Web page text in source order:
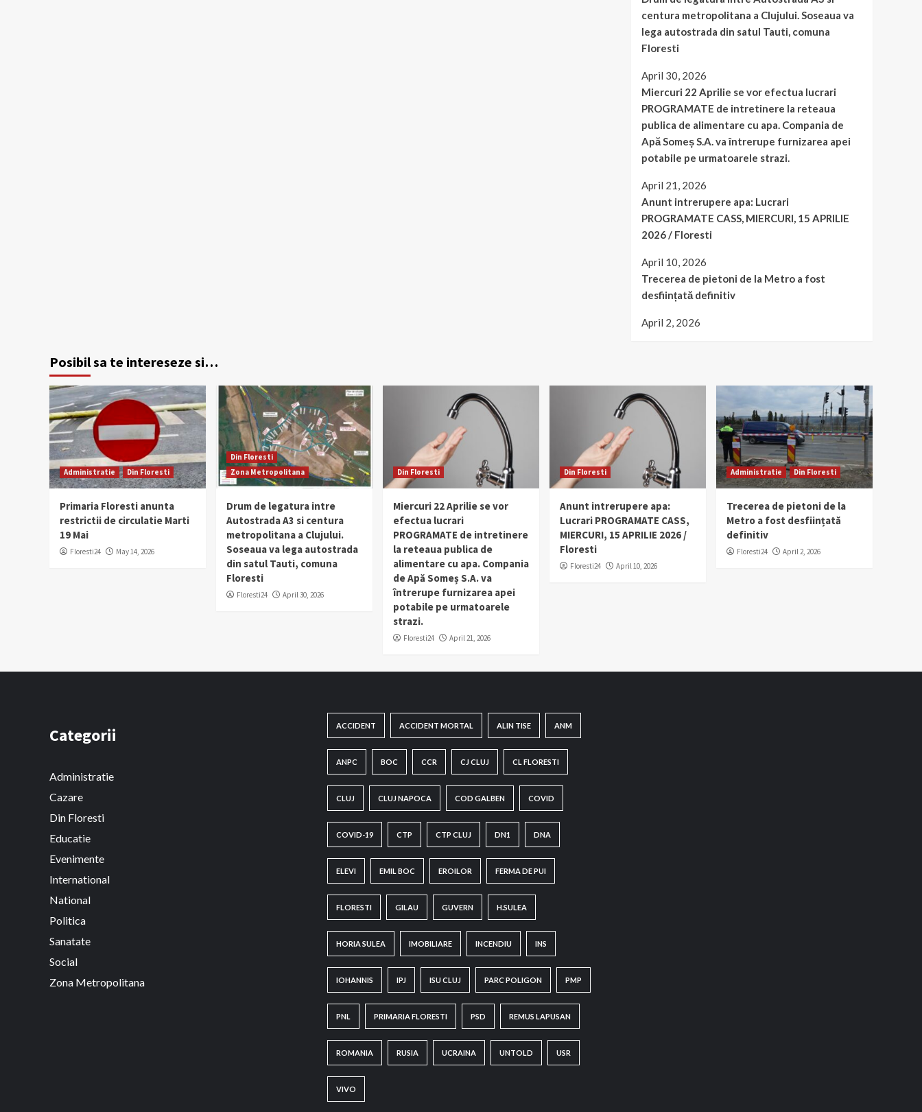
centura metropolitana a Clujului. Soseaua va
lega autostrada din satul Tauti, comuna
Floresti
April 30, 2026
Miercuri 22 Aprilie se vor efectua lucrari
PROGRAMATE de intretinere la reteaua
publica de alimentare cu apa. Compania de
Apă Someș S.A. va întrerupe furnizarea apei
potabile pe urmatoarele strazi.
April 21, 2026
Anunt intrerupere apa: Lucrari
PROGRAMATE CASS, MIERCURI, 15 APRILIE
2026 / Floresti
April 10, 2026
Trecerea de pietoni de la Metro a fost
desființată definitiv
April 2, 2026
Posibil sa te intereseze si…
Administratie Din Floresti
Primaria Floresti anunta
restrictii de circulatie Marti
19 Mai
Floresti24 May 14, 2026
Din Floresti
Zona Metropolitana
Drum de legatura intre
Autostrada A3 si centura
metropolitana a Clujului.
Soseaua va lega autostrada
din satul Tauti, comuna
Floresti
Floresti24 April 30, 2026
Din Floresti
Miercuri 22 Aprilie se vor
efectua lucrari
PROGRAMATE de intretinere
la reteaua publica de
alimentare cu apa. Compania
de Apă Someș S.A. va
întrerupe furnizarea apei
potabile pe urmatoarele
strazi.
Floresti24 April 21, 2026
Din Floresti
Anunt intrerupere apa:
Lucrari PROGRAMATE CASS,
MIERCURI, 15 APRILIE 2026 /
Floresti
Floresti24 April 10, 2026
Administratie Din Floresti
Trecerea de pietoni de la
Metro a fost desființată
definitiv
Floresti24 April 2, 2026
Categorii
Administratie
Cazare
Din Floresti
Educatie
Evenimente
International
National
Politica
Sanatate
Social
Zona Metropolitana
ACCIDENT ACCIDENT MORTAL ALIN TISE ANM
ANPC BOC CCR CJ CLUJ CL FLORESTI
CLUJ CLUJ NAPOCA COD GALBEN COVID
COVID-19 CTP CTP CLUJ DN1 DNA
ELEVI EMIL BOC EROILOR FERMA DE PUI
FLORESTI GILAU GUVERN H.SULEA
HORIA SULEA IMOBILIARE INCENDIU INS
IOHANNIS IPJ ISU CLUJ PARC POLIGON PMP
PNL PRIMARIA FLORESTI PSD REMUS LAPUSAN
ROMANIA RUSIA UCRAINA UNTOLD USR
VIVO